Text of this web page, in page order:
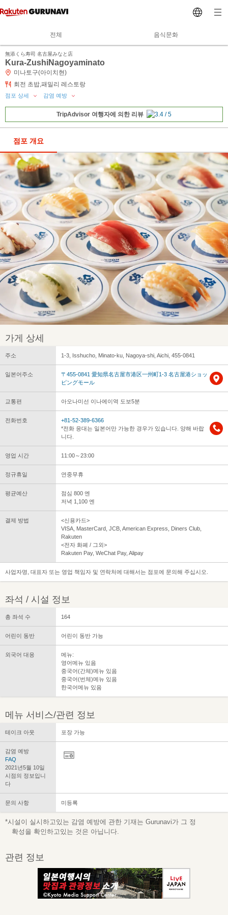
전체 음식문화
無添くら寿司 名古屋みなと店
Kura-ZushiNagoyaminato
미나토구(아이치현)
회전 초밥,패밀리 레스토랑
점포 상세 감염 예방
TripAdvisor 여행자에 의한 리뷰
점포 개요
가게 상세
주소 1-3, Isshucho, Minato-ku, Nagoya-shi, Aichi, 455-0841
일본어주소
〒455-0841 愛知県名古屋市港区一州町1-3 名古屋港ショッ
ピングモール
교통편 아오나미선 이나에이역 도보5분
전화번호
+81-52-389-6366
*전화 응대는 일본어만 가능한 경우가 있습니다. 양해 바랍
니다.
영업 시간 11:00～23:00
정규휴일 연중무휴
평균예산
점심 800 엔
저녁 1,100 엔
결제 방법
<신용카드>
VISA, MasterCard, JCB, American Express, Diners Club,
Rakuten
<전자 화폐 / 그외>
Rakuten Pay, WeChat Pay, Alipay
사업자명, 대표자 또는 영업 책임자 및 연락처에 대해서는 점포에 문의해 주십시오.
좌석 / 시설 정보
총 좌석 수 164
어린이 동반 어린이 동반 가능
외국어 대응
메뉴:
영어메뉴 있음
중국어(간체)메뉴 있음
중국어(번체)메뉴 있음
한국어메뉴 있음
메뉴 서비스/관련 정보
테이크 아웃 포장 가능
감염 예방
FAQ
2021년5월 10일
시점의 정보입니
다
문의 사항 미등록
*시설이 실시하고있는 감염 예방에 관한 기재는 Gurunavi가 그 정
확성을 확인하고있는 것은 아닙니다.
관련 정보